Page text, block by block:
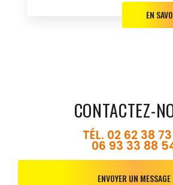
EN
CONTACTEZ-
TÉL. 02 62 38 73
06 93 33 88
ENVOYER UN MESSAGE